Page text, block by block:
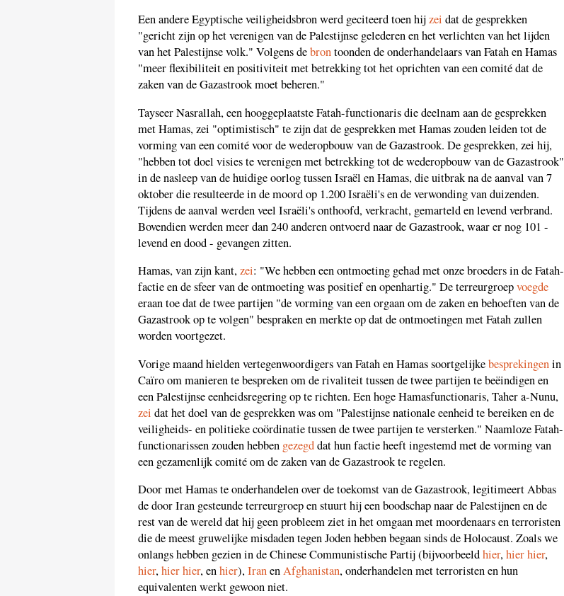
Een andere Egyptische veiligheidsbron werd geciteerd toen hijzei dat de gesprekken
"gericht zijn op het verenigen van de Palestijnse gelederen en het verlichten van het lijden
van het Palestijnse volk." Volgens debrontoonden de onderhandelaars van Fatah en Hamas
"meer flexibiliteit en positiviteit met betrekking tot het oprichten van een comité dat de
zaken van de Gazastrook moet beheren."
Tayseer Nasrallah, een hooggeplaatste Fatah-functionaris die deelnam aan de gesprekken
met Hamas, zei "optimistisch" te zijn dat de gesprekken met Hamas zouden leiden tot de
vorming van een comité voor de wederopbouw van de Gazastrook. De gesprekken, zei hij,
"hebben tot doel visies te verenigen met betrekking tot de wederopbouw van de Gazastrook"
in de nasleep van de huidige oorlog tussen Israël en Hamas, die uitbrak na de aanval van 7
oktober die resulteerde in de moord op 1.200 Israëli's en de verwonding van duizenden.
Tijdens de aanval werden veel Israëli's onthoofd, verkracht, gemarteld en levend verbrand.
Bovendien werden meer dan 240 anderen ontvoerd naar de Gazastrook, waar er nog 101 -
levend en dood - gevangen zitten.
Hamas, van zijn kant,zei: "We hebben een ontmoeting gehad met onze broeders in de Fatah-
factie en de sfeer van de ontmoeting was positief en openhartig." De terreurgroepvoegde
eraan toe dat de twee partijen "de vorming van een orgaan om de zaken en behoeften van de
Gazastrook op te volgen" bespraken en merkte op dat de ontmoetingen met Fatah zullen
worden voortgezet.
Vorige maand hielden vertegenwoordigers van Fatah en Hamas soortgelijkebesprekingenin
Caïro om manieren te bespreken om de rivaliteit tussen de twee partijen te beëindigen en
een Palestijnse eenheidsregering op te richten. Een hoge Hamasfunctionaris, Taher a-Nunu,
zei dat het doel van de gesprekken was om "Palestijnse nationale eenheid te bereiken en de
veiligheids- en politieke coördinatie tussen de twee partijen te versterken." Naamloze Fatah-
functionarissen zouden hebben gezegddat hun factie heeft ingestemd met de vorming van
een gezamenlijk comité om de zaken van de Gazastrook te regelen.
Door met Hamas te onderhandelen over de toekomst van de Gazastrook, legitimeert Abbas
de door Iran gesteunde terreurgroep en stuurt hij een boodschap naar de Palestijnen en de
rest van de wereld dat hij geen probleem ziet in het omgaan met moordenaars en terroristen
die de meest gruwelijke misdaden tegen Joden hebben begaan sinds de Holocaust. Zoals we
onlangs hebben gezien in de Chinese Communistische Partij (bijvoorbeeldhier,hierhier,
hier,hierhier, enhier),IranenAfghanistan, onderhandelen met terroristen en hun
equivalenten werkt gewoon niet.